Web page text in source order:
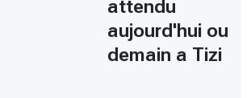
attendu
aujourd'hui ou
demain a Tizi